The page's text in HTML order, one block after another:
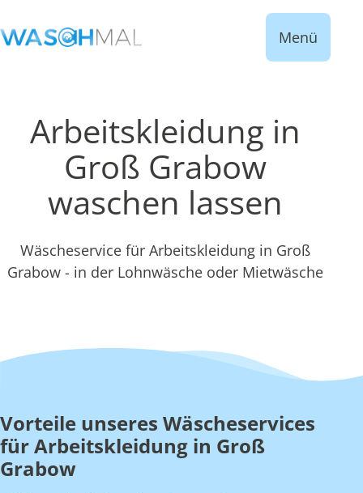
Menü
Arbeitskleidung in
Groß Grabow
waschen lassen
Wäscheservice für Arbeitskleidung in Groß
Grabow - in der Lohnwäsche oder Mietwäsche
Vorteile unseres Wäscheservices
für Arbeitskleidung in Groß
Grabow